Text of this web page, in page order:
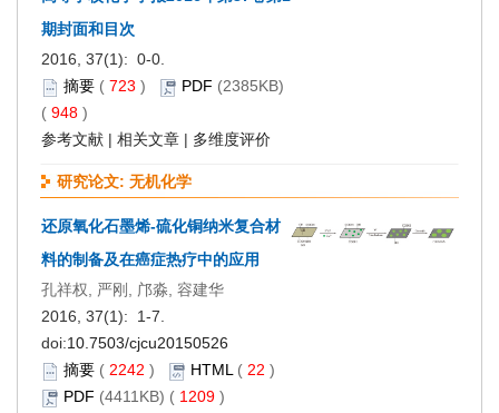
期封面和目次
2016, 37(1): 0-0.
摘要 ( 723 ) PDF (2385KB)
( 948 )
参考文献 | 相关文章 | 多维度评价
研究论文: 无机化学
还原氧化石墨烯-硫化铜纳米复合材
料的制备及在癌症热疗中的应用
孔祥权, 严刚, 邝淼, 容建华
2016, 37(1): 1-7.
doi:10.7503/cjcu20150526
摘要 ( 2242 ) HTML( 22 )
PDF (4411KB) ( 1209 )